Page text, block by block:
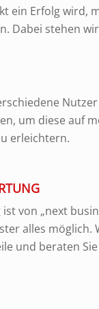
ein Erfolg wird,
Dabei stehen
um diese auf
erleichtern.
von „next
alles
und beraten